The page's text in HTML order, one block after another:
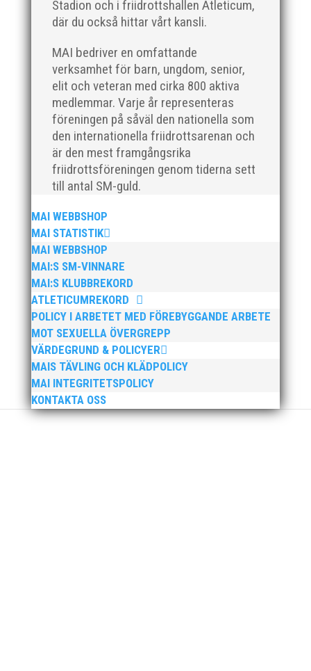
Stadion och i friidrottshallen Atleticum,
där du också hittar vårt kansli.
MAI bedriver en omfattande
verksamhet för barn, ungdom, senior,
elit och veteran med cirka 800 aktiva
medlemmar. Varje år representeras
föreningen på såväl den nationella som
den internationella friidrottsarenan och
är den mest framgångsrika
friidrottsföreningen genom tiderna sett
till antal SM-guld.
MAI WEBBSHOP
MAI STATISTIK
MAI WEBBSHOP
MAI:S SM-VINNARE
MAI:S KLUBBREKORD
ATLETICUMREKORD
POLICY I ARBETET MED FÖREBYGGANDE ARBETE
MOT SEXUELLA ÖVERGREPP
VÄRDEGRUND & POLICYER
MAIS TÄVLING OCH KLÄDPOLICY
MAI INTEGRITETSPOLICY
KONTAKTA OSS
Äntligen kunde våra äldre ungdomar åka på
träningsläger utomlands. Pandemin har gjort
att det inte varit möjligt så en lång väntan och
ett härligt gäng med massa energi har snart
varit iväg en vecka. Bra och fokuserade
träningar med mycket glädje hela dagarna....
På lunchen i fredags höll MAI löparen Johan
Larsson en inspirationsföreläsning för vår
friskvårdspartner FOJAB. MAI och FOJAB har
under flera års tid haft ett
friskvårdssamarbete ihop. Förutom detta
inslag i fredags så har FOJAB tillgång till privat
löpcoachning, fria...